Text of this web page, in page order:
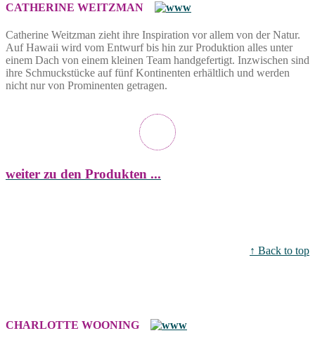
CATHERINE WEITZMAN
Catherine Weitzman zieht ihre Inspiration vor allem von der Natur.
Auf Hawaii wird vom Entwurf bis hin zur Produktion alles unter
einem Dach von einem kleinen Team handgefertigt. Inzwischen sind
ihre Schmuckstücke auf fünf Kontinenten erhältlich und werden
nicht nur von Prominenten getragen.
weiter zu den Produkten ...
↑ Back to top
CHARLOTTE WOONING